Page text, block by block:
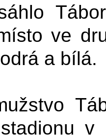
ve
a bílá.
v